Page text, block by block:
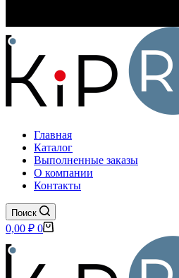
Главная
Каталог
Выполненные заказы
О компании
Контакты
Поиск
Корзина
0,00 ₽ 0